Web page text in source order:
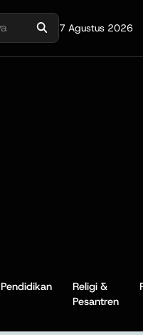
7 Agustus 2026
Pendidikan
Religi &
Pesantren